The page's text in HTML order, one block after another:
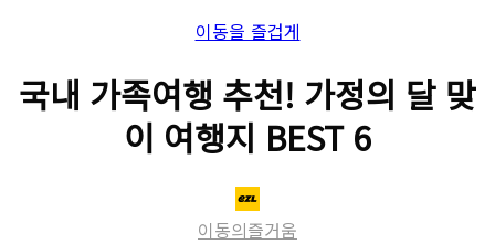
이동을 즐겁게
국내 가족여행 추천! 가정의 달 맞
이 여행지 BEST 6
이동의즐거움